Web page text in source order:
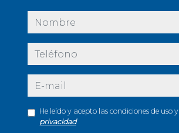
nombre
teléfono
e-mail
He leído y acepto las condiciones de uso y
privacidad